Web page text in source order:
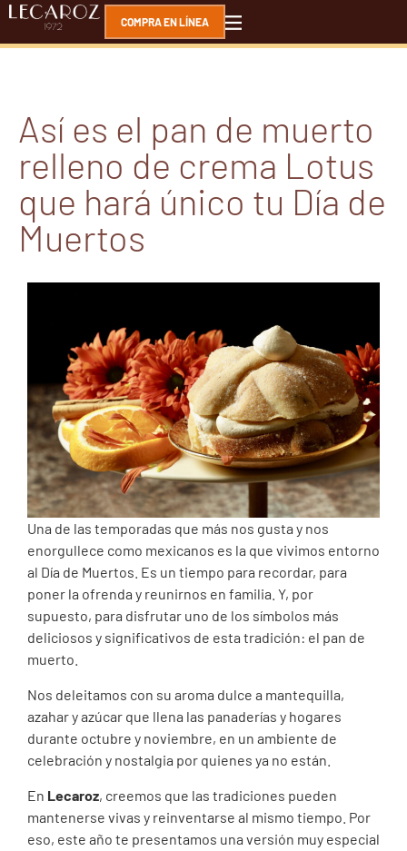
COMPRA EN LÍNEA
Así es el pan de muerto
relleno de crema Lotus
que hará único tu Día de
Muertos
Una de las temporadas que más nos gusta y nos
enorgullece como mexicanos es la que vivimos entorno
al Día de Muertos. Es un tiempo para recordar, para
poner la ofrenda y reunirnos en familia. Y, por
supuesto, para disfrutar uno de los símbolos más
deliciosos y significativos de esta tradición: el pan de
muerto.
Nos deleitamos con su aroma dulce a mantequilla,
azahar y azúcar que llena las panaderías y hogares
durante octubre y noviembre, en un ambiente de
celebración y nostalgia por quienes ya no están.
En Lecaroz, creemos que las tradiciones pueden
mantenerse vivas y reinventarse al mismo tiempo. Por
eso, este año te presentamos una versión muy especial